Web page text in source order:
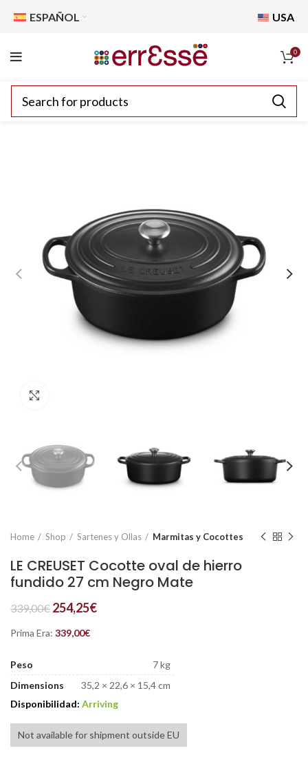
ESPAÑOL USA
0
Home Shop Sartenes y Ollas Marmitas y Cocottes
LE CREUSET Cocotte oval de hierro
fundido 27 cm Negro Mate
339,00€ 254,25€
Prima Era: 339,00€
Peso
7 kg
Dimensions
35,2 × 22,6 × 15,4 cm
Disponibilidad: Arriving
Not available for shipment outside EU